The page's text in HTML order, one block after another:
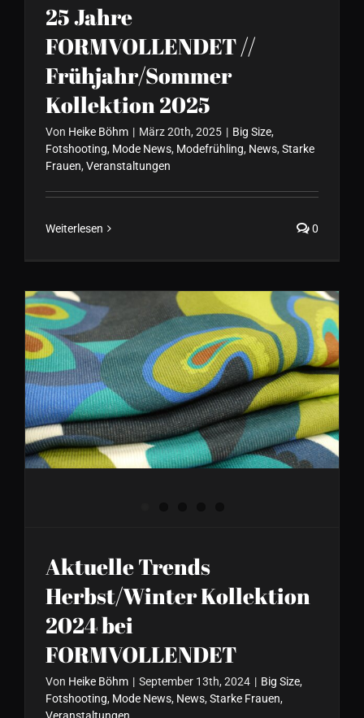
25 Jahre
FORMVOLLENDET //
Frühjahr/Sommer
Kollektion 2025
Von Heike Böhm | März 20th, 2025 | Big Size,
Fotshooting, Mode News, Modefrühling, News, Starke
Frauen, Veranstaltungen
Weiterlesen 0
Aktuelle Trends
Herbst/Winter Kollektion
2024 bei FORMVOLLENDET
Aktuelle Trends
Herbst/Winter Kollektion
2024 bei
FORMVOLLENDET
Von Heike Böhm | September 13th, 2024 | Big Size,
Fotshooting, Mode News, News, Starke Frauen,
Veranstaltungen